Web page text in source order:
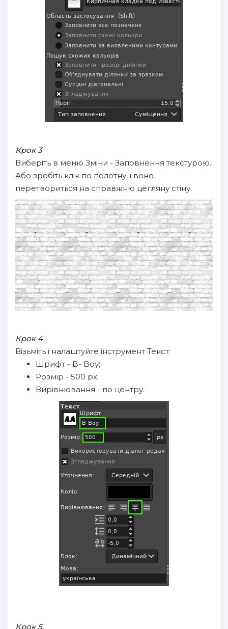
Крок 3
Виберіть в меню Зміни - Заповнення текстурою.
Або зробіть клік по полотну, і воно
перетвориться на справжню цегляну стіну.
Крок 4
Візьміть і налаштуйте інструмент Текст:
Шрифт - B- Boy;
Розмір - 500 px;
Вирівнювання - по центру.
Крок 5